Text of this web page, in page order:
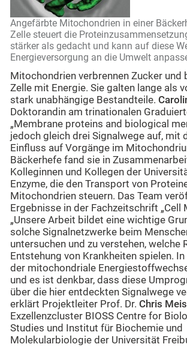
Angefärbte Mitochondrien in einer
Zelle steuert die
stärker als gedacht und kann auf diese
Energieversorgung an die Umwelt
Mitochondrien verbrennen Zucker und
Zelle mit Energie. Sie galten lange als
stark unabhängige Bestandteile.
Doktorandin am trinationalen
„Membrane proteins and biological
jedoch gleich drei Signalwege auf, mit
Einfluss auf Vorgänge im
Bäckerhefe fand sie in
Kolleginnen und Kollegen der
Enzyme, die den Transport von
Mitochondrien steuern. Das Team
Ergebnisse in der Fachzeitschrift „Cell
„Unsere Arbeit bildet eine wichtige
solche Signalnetzwerke beim
untersuchen und zu verstehen, welche
Entstehung von Krankheiten spielen.
der mitochondriale
und es ist denkbar, dass diese
über die hier entdeckten Signalwege
erklärt Projektleiter Prof. Dr. Chris
Exzellenzcluster BIOSS Centre for
Studies und Institut für Biochemie und
Molekularbiologie der Universität